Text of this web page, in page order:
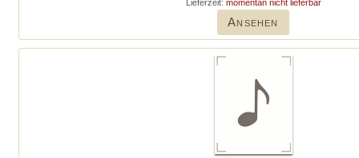
Lieferzeit: momentan nicht lieferbar
Ansehen